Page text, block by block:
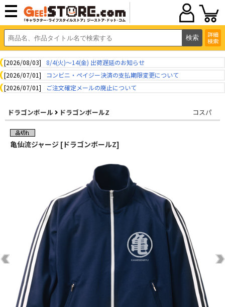
詳細
検索
[2026/08/03]
8/4(火)～14(金) 出荷遅延のお知らせ
[2026/07/01]
コンビニ・ペイジー決済の支払期限変更について
[2026/07/01]
ご注文確定メールの廃止について
ドラゴンボール ドラゴンボールZ コスパ
亀仙流ジャージ [ドラゴンボールZ]